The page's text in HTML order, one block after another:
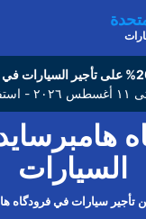
السيارات
تأجير سيارات في فرودگاه